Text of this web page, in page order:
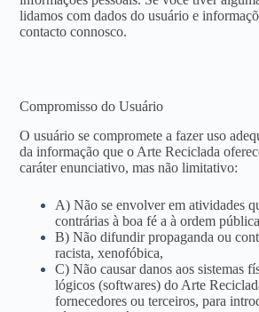
lidamos com dados do usuário e
contacto connosco.
Compromisso do Usuário
O usuário se compromete a fazer uso
da informação que o Arte Reciclada
caráter enunciativo, mas não limitativo:
A) Não se envolver em atividades
contrárias à boa fé a à ordem
B) Não difundir propaganda ou
racista, xenofóbica,
C) Não causar danos aos sistemas
lógicos (softwares) do Arte
fornecedores ou terceiros, para